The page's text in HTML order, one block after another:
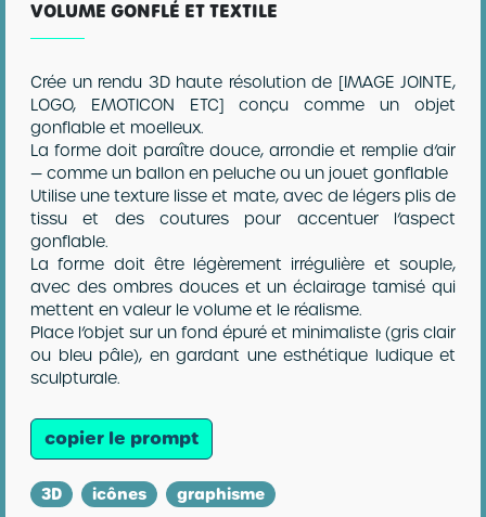
VOLUME GONFLÉ ET TEXTILE
Crée un rendu 3D haute résolution de [IMAGE JOINTE,
LOGO, EMOTICON ETC] conçu comme un objet
gonflable et moelleux.
La forme doit paraître douce, arrondie et remplie d’air
— comme un ballon en peluche ou un jouet gonflable
Utilise une texture lisse et mate, avec de légers plis de
tissu et des coutures pour accentuer l’aspect
gonflable.
La forme doit être légèrement irrégulière et souple,
avec des ombres douces et un éclairage tamisé qui
mettent en valeur le volume et le réalisme.
Place l’objet sur un fond épuré et minimaliste (gris clair
ou bleu pâle), en gardant une esthétique ludique et
sculpturale.
copier le prompt
3D icônes graphisme